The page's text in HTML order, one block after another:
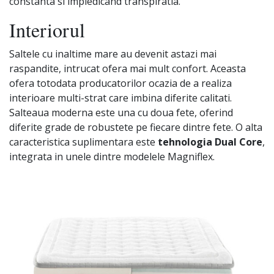
Interiorul
Saltele cu inaltime mare au devenit astazi mai
raspandite, intrucat ofera mai mult confort. Aceasta
ofera totodata producatorilor ocazia de a realiza
interioare multi-strat care imbina diferite calitati.
Salteaua moderna este una cu doua fete, oferind
diferite grade de robustete pe fiecare dintre fete. O alta
caracteristica suplimentara este tehnologia Dual Core,
integrata in unele dintre modelele Magniflex.